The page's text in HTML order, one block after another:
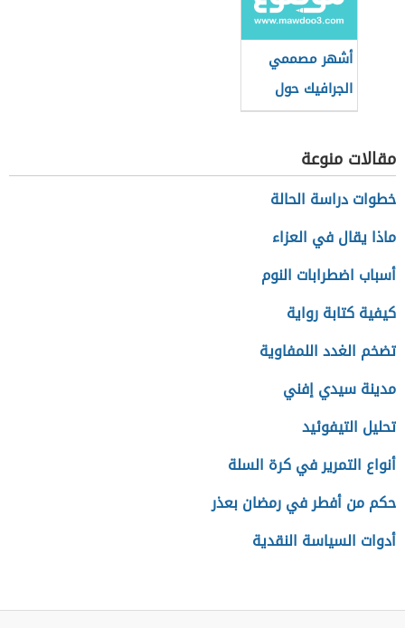
أشهر مصممي
الجرافيك حول
العالم
مقالات منوعة
خطوات دراسة الحالة
ماذا يقال في العزاء
أسباب اضطرابات النوم
كيفية كتابة رواية
تضخم الغدد اللمفاوية
مدينة سيدي إفني
تحليل التيفوئيد
أنواع التمرير في كرة السلة
حكم من أفطر في رمضان بعذر
أدوات السياسة النقدية